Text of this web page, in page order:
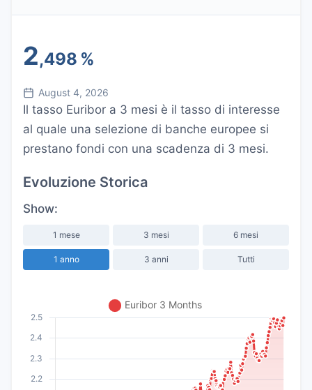
2,498 %
August 4, 2026
Il tasso Euribor a 3 mesi è il tasso di interesse
al quale una selezione di banche europee si
prestano fondi con una scadenza di 3 mesi.
Evoluzione Storica
Show:
1 mese 3 mesi 6 mesi
1 anno 3 anni Tutti